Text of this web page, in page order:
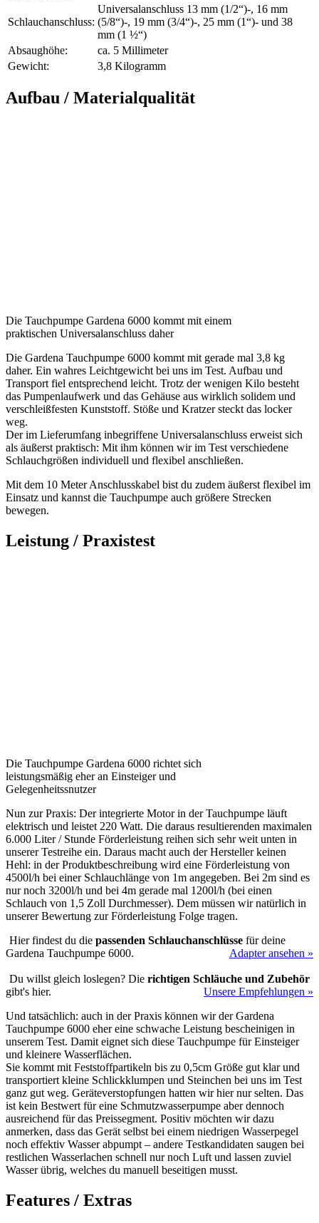
Schlauchanschluss:
Universalanschluss 13 mm (1/2“)-, 16 mm
(5/8“)-, 19 mm (3/4“)-, 25 mm (1“)- und 38
mm (1 ½“)
Absaughöhe:
ca. 5 Millimeter
Gewicht:
3,8 Kilogramm
Aufbau / Materialqualität
Die Tauchpumpe Gardena 6000 kommt mit einem
praktischen Universalanschluss daher
Die Gardena Tauchpumpe 6000 kommt mit gerade mal 3,8 kg
daher. Ein wahres Leichtgewicht bei uns im Test. Aufbau und
Transport fiel entsprechend leicht. Trotz der wenigen Kilo besteht
das Pumpenlaufwerk und das Gehäuse aus wirklich solidem und
verschleißfesten Kunststoff. Stöße und Kratzer steckt das locker
weg.
Der im Lieferumfang inbegriffene Universalanschluss erweist sich
als äußerst praktisch: Mit ihm können wir im Test verschiedene
Schlauchgrößen individuell und flexibel anschließen.
Mit dem 10 Meter Anschlusskabel bist du zudem äußerst flexibel im
Einsatz und kannst die Tauchpumpe auch größere Strecken
bewegen.
Leistung / Praxistest
Die Tauchpumpe Gardena 6000 richtet sich
leistungsmäßig eher an Einsteiger und
Gelegenheitssnutzer
Nun zur Praxis: Der integrierte Motor in der Tauchpumpe läuft
elektrisch und leistet 220 Watt. Die daraus resultierenden maximalen
6.000 Liter / Stunde Förderleistung reihen sich sehr weit unten in
unserer Testreihe ein. Daraus macht auch der Hersteller keinen
Hehl: in der Produktbeschreibung wird eine Förderleistung von
4500l/h bei einer Schlauchlänge von 1m angegeben. Bei 2m sind es
nur noch 3200l/h und bei 4m gerade mal 1200l/h (bei einen
Schlauch von 1,5 Zoll Durchmesser). Dem müssen wir natürlich in
unserer Bewertung zur Förderleistung Folge tragen.
Hier findest du die passenden Schlauchanschlüsse für deine
Gardena Tauchpumpe 6000.
Adapter ansehen »
Du willst gleich loslegen? Die richtigen Schläuche und Zubehör
gibt's hier.
Unsere Empfehlungen »
Und tatsächlich: auch in der Praxis können wir der Gardena
Tauchpumpe 6000 eher eine schwache Leistung bescheinigen in
unserem Test. Damit eignet sich diese Tauchpumpe für Einsteiger
und kleinere Wasserflächen.
Sie kommt mit Feststoffpartikeln bis zu 0,5cm Größe gut klar und
transportiert kleine Schlickklumpen und Steinchen bei uns im Test
ganz gut weg. Geräteverstopfungen hatten wir hier nur selten. Das
ist kein Bestwert für eine Schmutzwasserpumpe aber dennoch
ausreichend für das Preissegment. Positiv möchten wir dazu
anmerken, dass das Gerät selbst bei einem niedrigen Wasserpegel
noch effektiv Wasser abpumpt – andere Testkandidaten saugen bei
restlichen Wasserlachen schnell nur noch Luft und lassen zuviel
Wasser übrig, welches du manuell beseitigen musst.
Features / Extras